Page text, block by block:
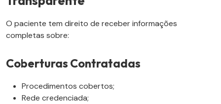
O paciente tem direito de receber informações
completas sobre:
Coberturas Contratadas
Procedimentos cobertos;
Rede credenciada;